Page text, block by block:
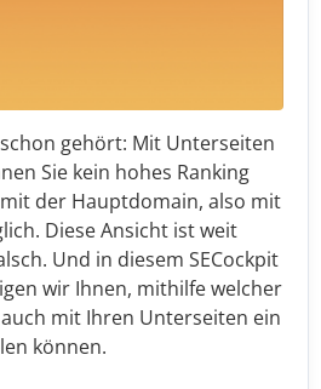
gehört: Mit Unterseiten
Sie kein hohes Ranking
der Hauptdomain, also mit
Diese Ansicht ist weit
Und in diesem SECockpit
wir Ihnen, mithilfe welcher
mit Ihren Unterseiten ein
können.